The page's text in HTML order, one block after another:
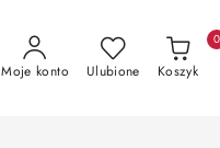
Moje konto Ulubione Koszyk
0